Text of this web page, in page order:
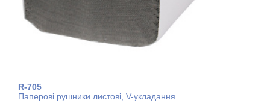
R-705
Паперові рушники листові, V-укладання